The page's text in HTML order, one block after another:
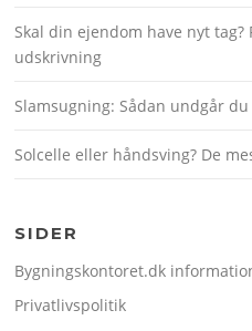
Skal din ejendom have nyt
udskrivning
Slamsugning: Sådan undgår
Solcelle eller håndsving? De
SIDER
Bygningskontoret.dk
Privatlivspolitik